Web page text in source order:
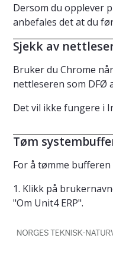
Dersom du opplever
anbefales det at du
Sjekk av
Bruker du Chrome
nettleseren som DFØ
Det vil ikke fungere i
Tøm
For å tømme
1. Klikk på
"Om Unit4 ERP".